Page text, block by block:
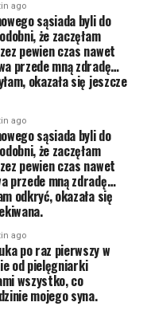
ago
sąsiada byli do
że zaczęłam
pewien czas nawet
przede mną zdradę…
okazała się jeszcze
ago
sąsiada byli do
że zaczęłam
pewien czas nawet
przede mną zdradę…
odkryć, okazała się
ago
po raz pierwszy w
od pielęgniarki
wszystko, co
mojego syna.